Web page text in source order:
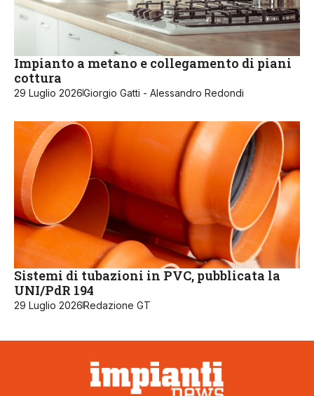
Impianto a metano e collegamento di piani
cottura
29 Luglio 2026Giorgio Gatti - Alessandro Redondi
Sistemi di tubazioni in PVC, pubblicata la
UNI/PdR 194
29 Luglio 2026Redazione GT